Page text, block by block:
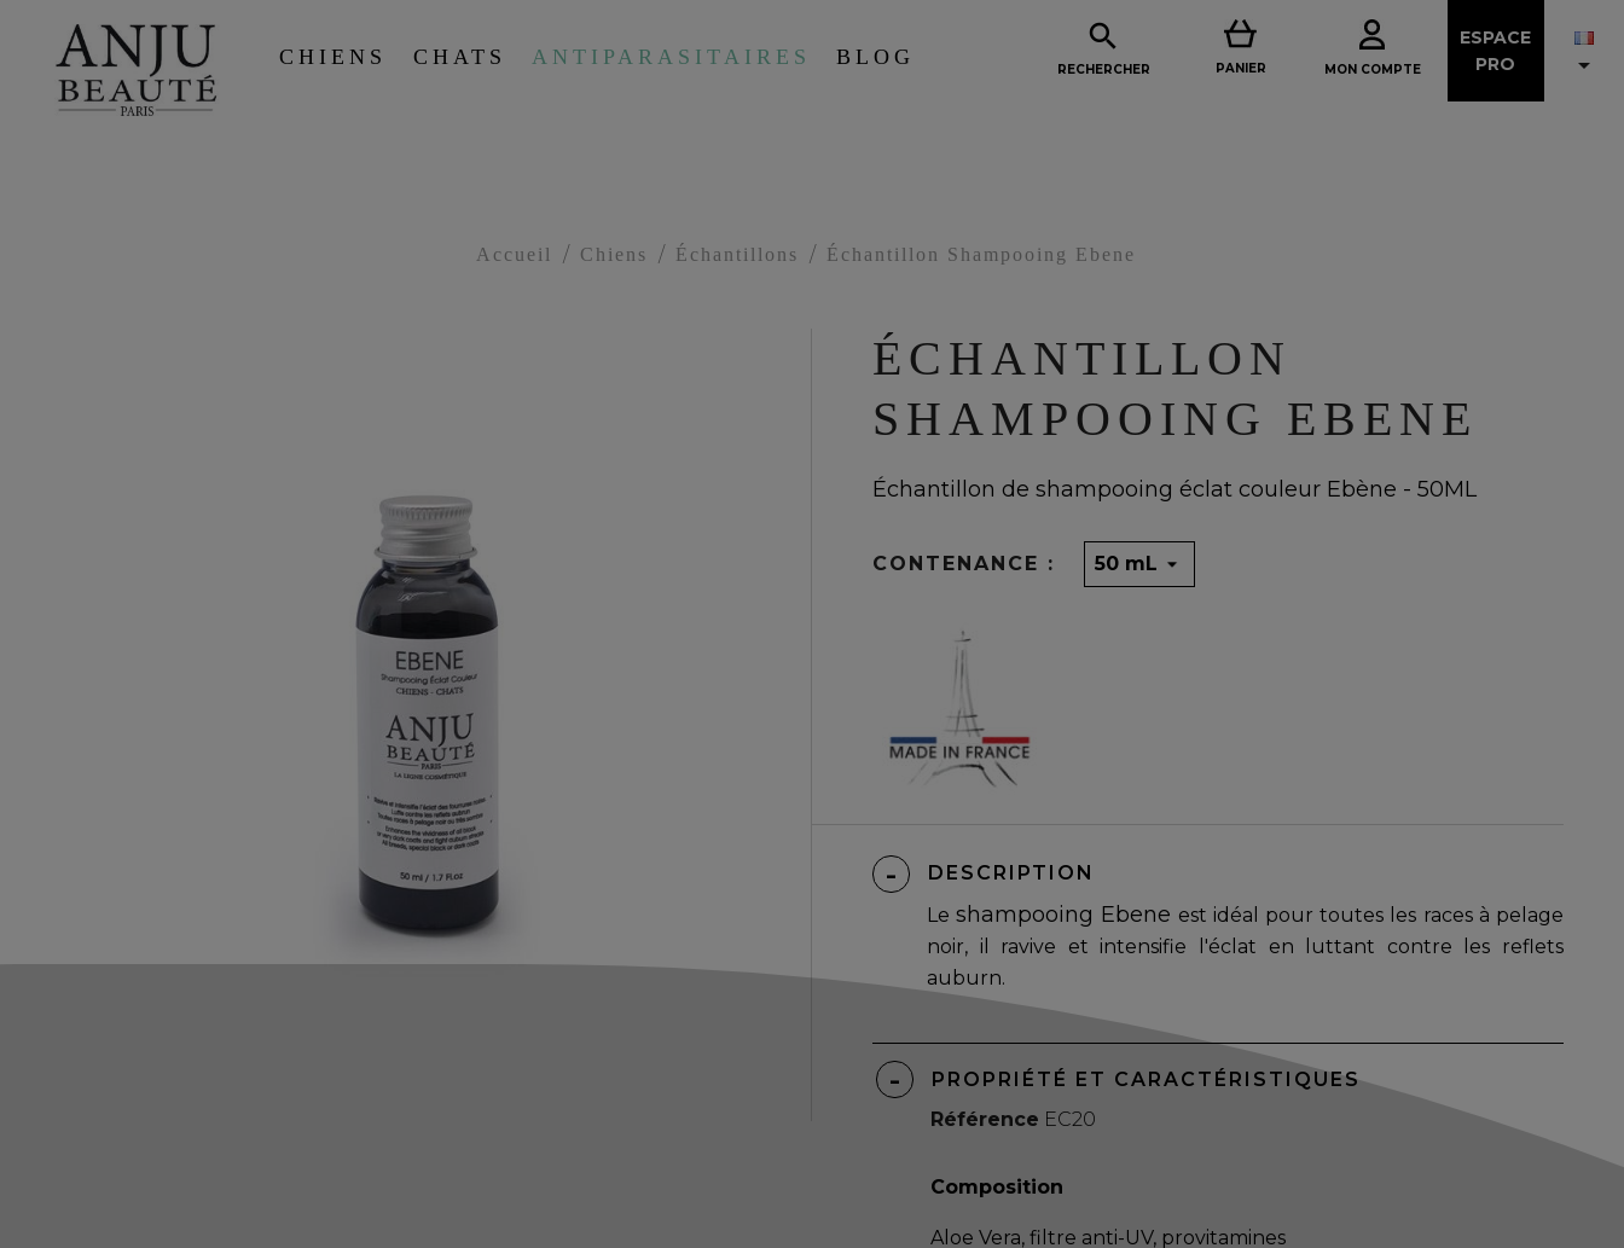
CHIENS CHATS ANTIPARASITAIRES BLOG

RECHERCHER PANIER MON COMPTE
ESPACE
PRO

Accueil Chiens Échantillons Échantillon Shampooing Ebene
ÉCHANTILLON
SHAMPOOING EBENE
Échantillon de shampooing éclat couleur Ebène - 50ML
CONTENANCE :
DESCRIPTION
Leshampooing Ebene est idéal pour toutes les races à pelage
noir, il ravive et intensifie l'éclat en luttant contre les reflets
auburn.
PROPRIÉTÉ ET CARACTÉRISTIQUES
Référence EC20
Composition
Aloe Vera, filtre anti-UV, provitamines